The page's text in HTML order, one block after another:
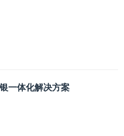
一体化解决方案